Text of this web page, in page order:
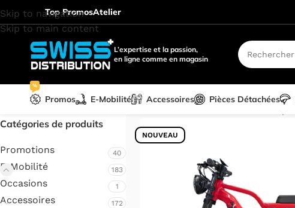
Skip to navigation
Skip to main content
Top PromosAtelier
L’expertise et la passion,
en ligne comme en magasin
Promos
%
E-Mobilité Accessoires Pièces Détachées
Catégories de produits
Promotions 40
E-Mobilité 183
Occasions 1
Accessoires 172
NOUVEAU